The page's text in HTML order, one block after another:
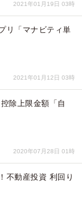
2021年01月19日 03時
リ「マナビティ単
2021年01月12日 03時
除上限金額「自
2020年07月28日 01時
不動産投資 利回り